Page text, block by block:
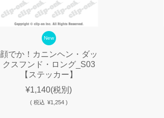
New
顔でか！カニンヘン・ダッ
クスフンド・ロング_S03
【ステッカー】
¥1,140(税別)
(税込 ¥1,254 )